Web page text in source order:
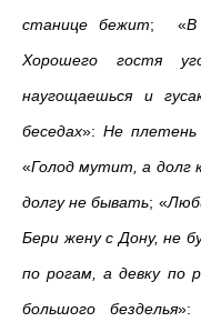
станице бежит; «В
Хорошего гостя
наугощаешься и
беседах»: Не плетень
«Голод мутит, а долг
долгу не бывать; «
Бери жену с Дону, не
по рогам, а девку по
большого безделья»: